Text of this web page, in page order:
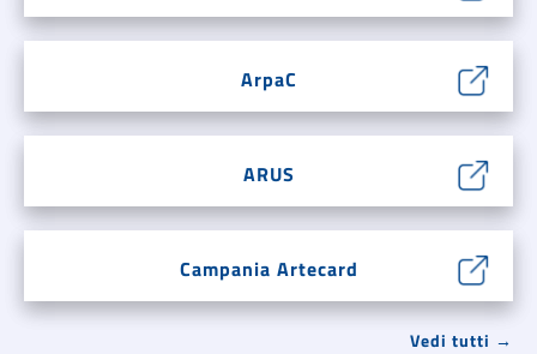
ArpaC
ARUS
Campania Artecard
Vedi tutti →